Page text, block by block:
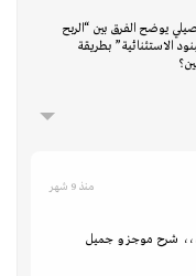
يوضح الفرق بين “الربح
الاستثنائية” بطريقة
منذ 9 شهر
شرح موجز و جميل